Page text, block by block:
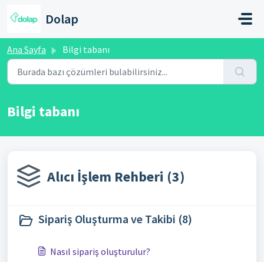
Dolap
Ana Sayfa Bilgi tabanı
Bilgi tabanı
Alıcı İşlem Rehberi (3)
Sipariş Oluşturma ve Takibi (8)
Nasıl sipariş oluşturulur?